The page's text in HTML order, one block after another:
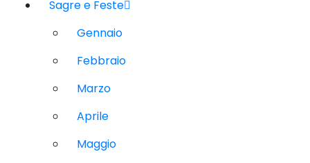
Sagre e Feste
Gennaio
Febbraio
Marzo
Aprile
Maggio